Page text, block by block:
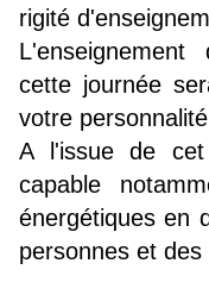
rigité
cette journée
votre
A l'issue de
capable
énergétiques en
personnes et des